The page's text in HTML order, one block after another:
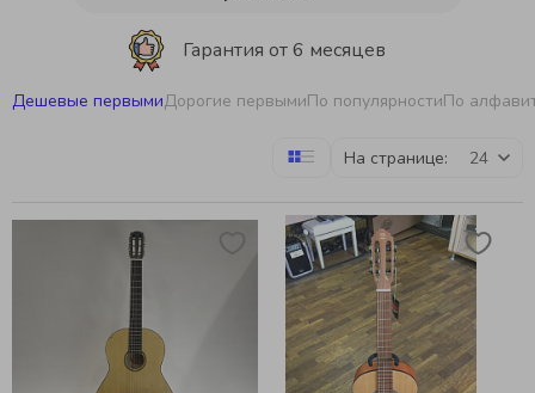
Гарантия от 6 месяцев
от 10000р.
Дешевые первымиДорогие первымиПо популярностиПо
На странице: